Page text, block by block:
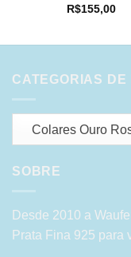
R$155,00
CATEGORIAS DE
Colares Ouro
SOBRE
Desde 2010 a
Prata Fina 925 para